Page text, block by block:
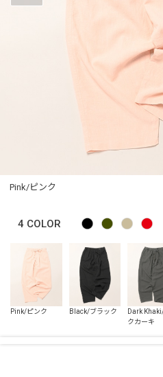
Pink/ピンク
4COLOR